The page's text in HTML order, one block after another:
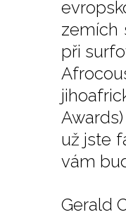
zemích
při
už jste
vám
Gerald